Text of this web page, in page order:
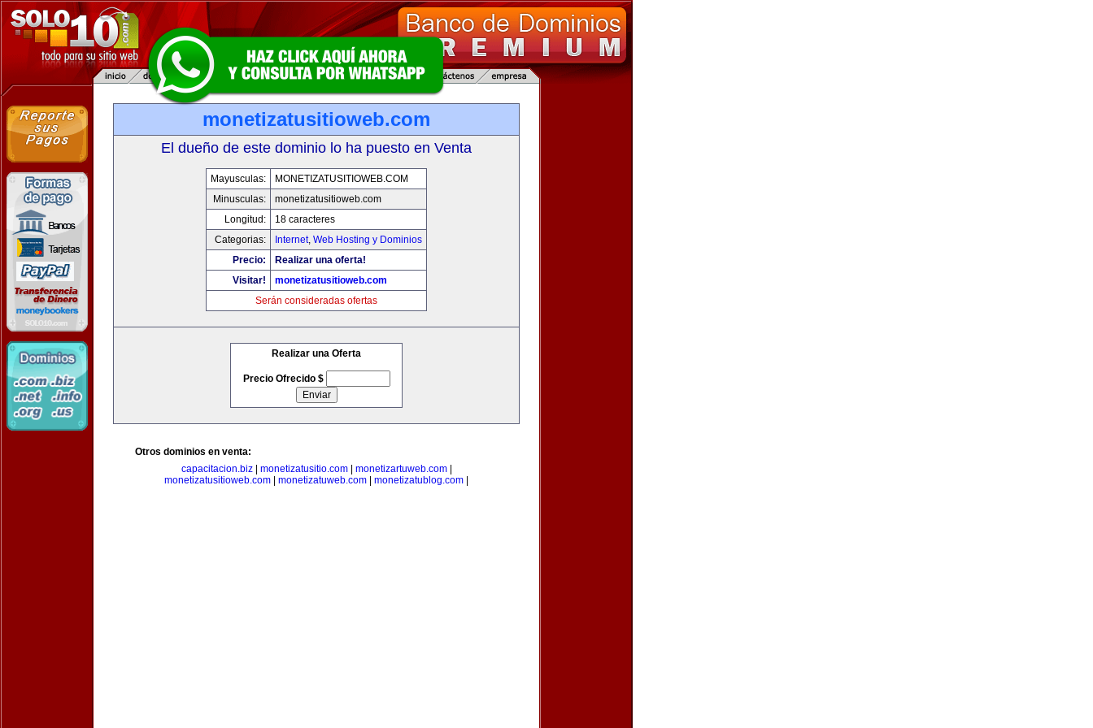
monetizatusitioweb.com
El dueño de este dominio lo ha puesto en Venta
Mayusculas:
MONETIZATUSITIOWEB.COM
Minusculas:
monetizatusitioweb.com
Longitud:
18 caracteres
Categorias:
Internet, Web Hosting y Dominios
Precio:
Realizar una oferta!
Visitar!
monetizatusitioweb.com
Serán consideradas ofertas
Realizar una Oferta
Precio Ofrecido $
Otros dominios en venta:
capacitacion.biz| monetizatusitio.com| monetizartuweb.com|
monetizatusitioweb.com
monetizatuweb.com monetizatublog.com